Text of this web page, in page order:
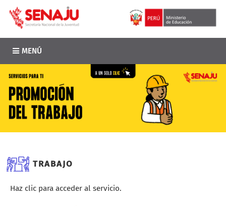
MENÚ
TRABAJO
Haz clic para acceder al servicio.